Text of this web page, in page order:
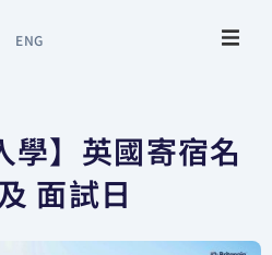
ENG
學】英國寄宿名
面試日